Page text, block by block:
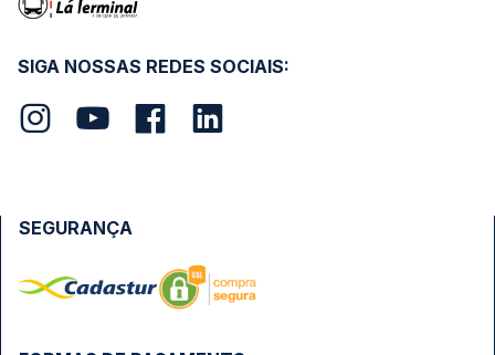
SIGA NOSSAS REDES SOCIAIS:
SEGURANÇA